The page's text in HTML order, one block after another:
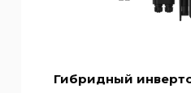
Гибридный